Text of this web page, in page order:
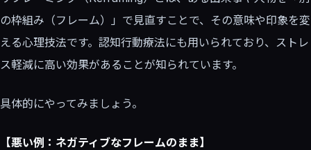
の枠組み（フレーム）」で見直すことで、その意味や印象を変
える心理技法です。認知行動療法にも用いられており、ストレ
ス軽減に高い効果があることが知られています。
具体的にやってみましょう。
【悪い例：ネガティブなフレームのまま】